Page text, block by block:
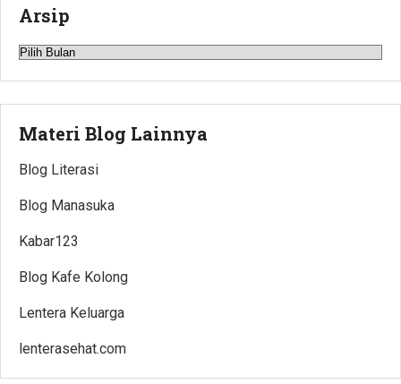
Arsip
Arsip
Materi Blog Lainnya
Blog Literasi
Blog Manasuka
Kabar123
Blog Kafe Kolong
Lentera Keluarga
lenterasehat.com